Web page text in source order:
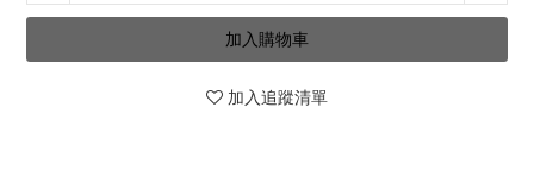
加入購物車
加入追蹤清單